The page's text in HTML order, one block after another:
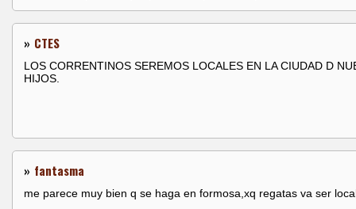
» CTES
LOS CORRENTINOS SEREMOS LOCALES EN LA CIUDAD D
HIJOS.
» fantasma
me parece muy bien q se haga en formosa,xq regatas va ser